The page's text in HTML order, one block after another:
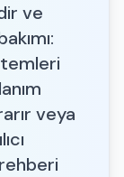
ve
veya